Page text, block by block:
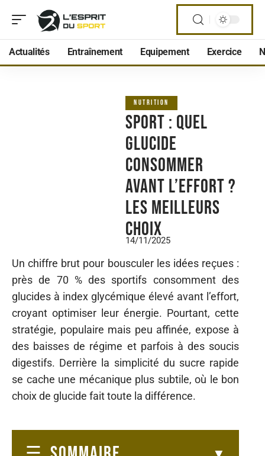
Actualités Entraînement Equipement Exercice
NUTRITION
Sport : quel
glucide
consommer
avant l’effort ?
Les meilleurs
choix
14/11/2025
Un chiffre brut pour bousculer les idées reçues :
près de 70 % des sportifs consomment des
glucides à index glycémique élevé avant l’effort,
croyant optimiser leur énergie. Pourtant, cette
stratégie, populaire mais peu affinée, expose à
des baisses de régime et parfois à des soucis
digestifs. Derrière la simplicité du sucre rapide
se cache une mécanique plus subtile, où le bon
choix de glucide fait toute la différence.